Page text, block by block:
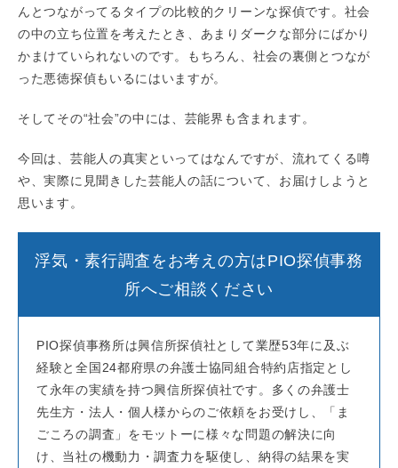
んとつながってるタイプの比較的クリーンな探偵です。社会
の中の立ち位置を考えたとき、あまりダークな部分にばかり
かまけていられないのです。もちろん、社会の裏側とつなが
った悪徳探偵もいるにはいますが。
そしてその“社会”の中には、芸能界も含まれます。
今回は、芸能人の真実といってはなんですが、流れてくる噂
や、実際に見聞きした芸能人の話について、お届けしようと
思います。
浮気・素行調査をお考えの方はPIO探偵事務
所へご相談ください
PIO探偵事務所は興信所探偵社として業歴53年に及ぶ
経験と全国24都府県の弁護士協同組合特約店指定とし
て永年の実績を持つ興信所探偵社です。多くの弁護士
先生方・法人・個人様からのご依頼をお受けし、「ま
ごころの調査」をモットーに様々な問題の解決に向
け、当社の機動力・調査力を駆使し、納得の結果を実